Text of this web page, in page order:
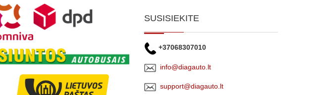
SUSISIEKITE
+37068307010
info@diagauto.lt
support@diagauto.lt